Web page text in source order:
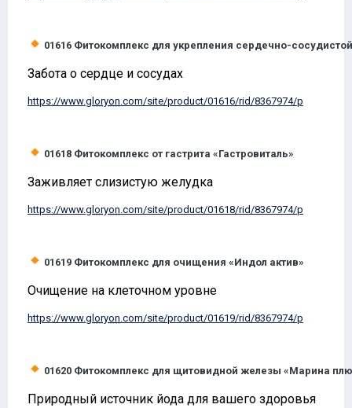
01616 Фитокомплекс для укрепления сердечно-
Забота о сердце и сосудах
https://www.gloryon.com/site/product/01616/rid/8367974/p
01618 Фитокомплекс от гастрита «Гастровиталь»
Заживляет слизистую желудка
https://www.gloryon.com/site/product/01618/rid/8367974/p
01619 Фитокомплекс для очищения «Индол актив»
Очищение на клеточном уровне
https://www.gloryon.com/site/product/01619/rid/8367974/p
01620 Фитокомплекс для щитовидной железы «Марина
Природный источник йода для вашего здоровья